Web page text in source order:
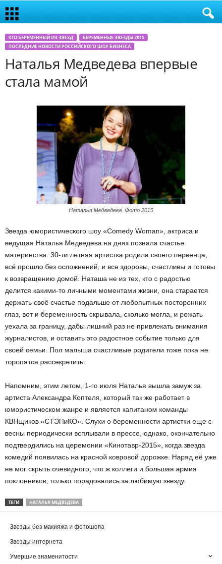
КТО БЕРЕМЕННЫЙ ИЗ ЗВЕЗД
БЕРЕМЕННЫЕ ЗВЕЗДЫ 2015
ПОСЛЕДНИЕ НОВОСТИ РОССИЙСКОГО ШОУ БИЗНЕСА
Наталья Медведева впервые
стала мамой
Наталья Медведева. Фото 2015
Звезда юмористического шоу «Comedy Woman», актриса и
ведущая Наталья Медведева на днях познала счастье
материнства. 30-ти летняя артистка родила своего первенца,
всё прошло без осложнений, и все здоровы, счастливы и готовы
к возвращению домой. Наташа не из тех, кто с радостью
делится какими-то личными моментами жизни, она старается
держать своё счастье подальше от любопытных посторонних
глаз, вот и беременность скрывала, сколько могла, и рожать
уехала за границу, дабы лишний раз не привлекать внимания
журналистов, и оставить это радостное событие только для
своей семьи. Пол малыша счастливые родители тоже пока не
торопятся рассекретить.
Напомним, этим летом, 1-го июля Наталья вышла замуж за
артиста Александра Коптеля, который так же работает в
юмористическом жанре и является капитаном команды
КВНщиков «СТЭПиКО». Слухи о беременности артистки еще с
весны периодически всплывали в прессе, однако, окончательно
подтвердились на церемонии «Кинотавр-2015», когда звезда
комедий появилась на красной ковровой дорожке. Наряд её уже
не мог скрыть очевидного, что ж коллеги и большая армия
поклонников, только порадовались за любимую звезду.
ТЕГИ НАТАЛЬЯ МЕДВЕДЕВА
Звезды без макияжа и фотошопа
Звезды интернета
Умершие знаменитости